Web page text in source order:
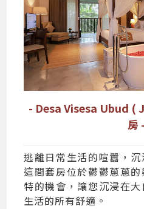
- Desa Visesa Ubud (
房 -
逃離日常生活的喧囂，
這間套房位於鬱鬱蔥蔥
特的機會，讓您沉浸在
生活的所有舒適。